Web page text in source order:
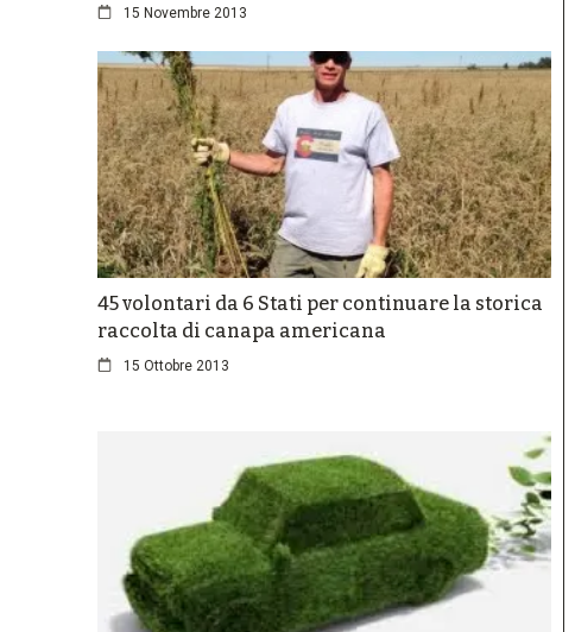
15 Novembre 2013
45 volontari da 6 Stati per continuare la storica
raccolta di canapa americana
15 Ottobre 2013